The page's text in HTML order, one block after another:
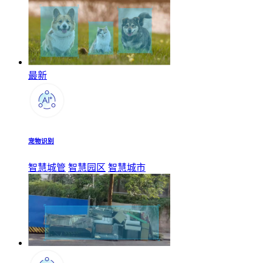
最新
宠物识别
智慧城管 智慧园区 智慧城市